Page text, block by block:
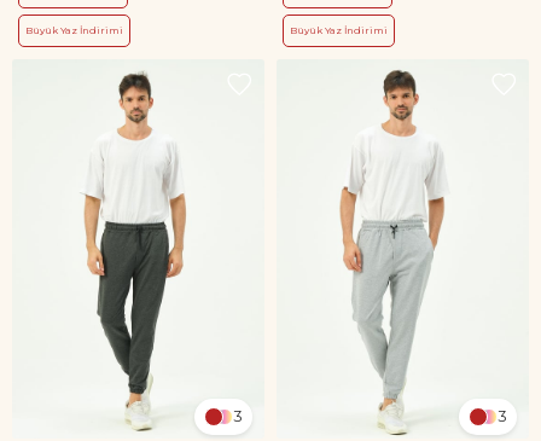
Büyük Yaz İndirimi Büyük Yaz İndirimi
3 3